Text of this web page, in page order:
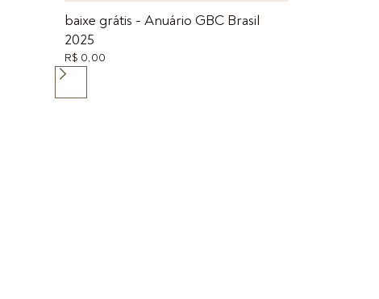
baixe grátis - Anuário GBC Brasil
2025
R$ 0,00